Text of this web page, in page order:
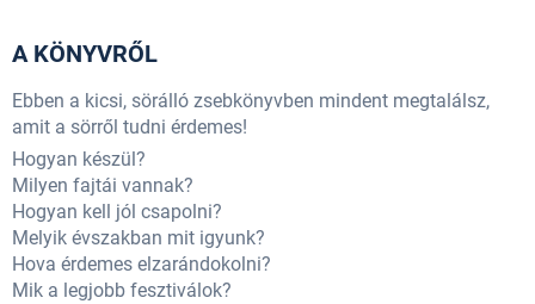
A KÖNYVRŐL
Ebben a kicsi, sörálló zsebkönyvben mindent megtalálsz,
amit a sörről tudni érdemes!
Hogyan készül?
Milyen fajtái vannak?
Hogyan kell jól csapolni?
Melyik évszakban mit igyunk?
Hova érdemes elzarándokolni?
Mik a legjobb fesztiválok?